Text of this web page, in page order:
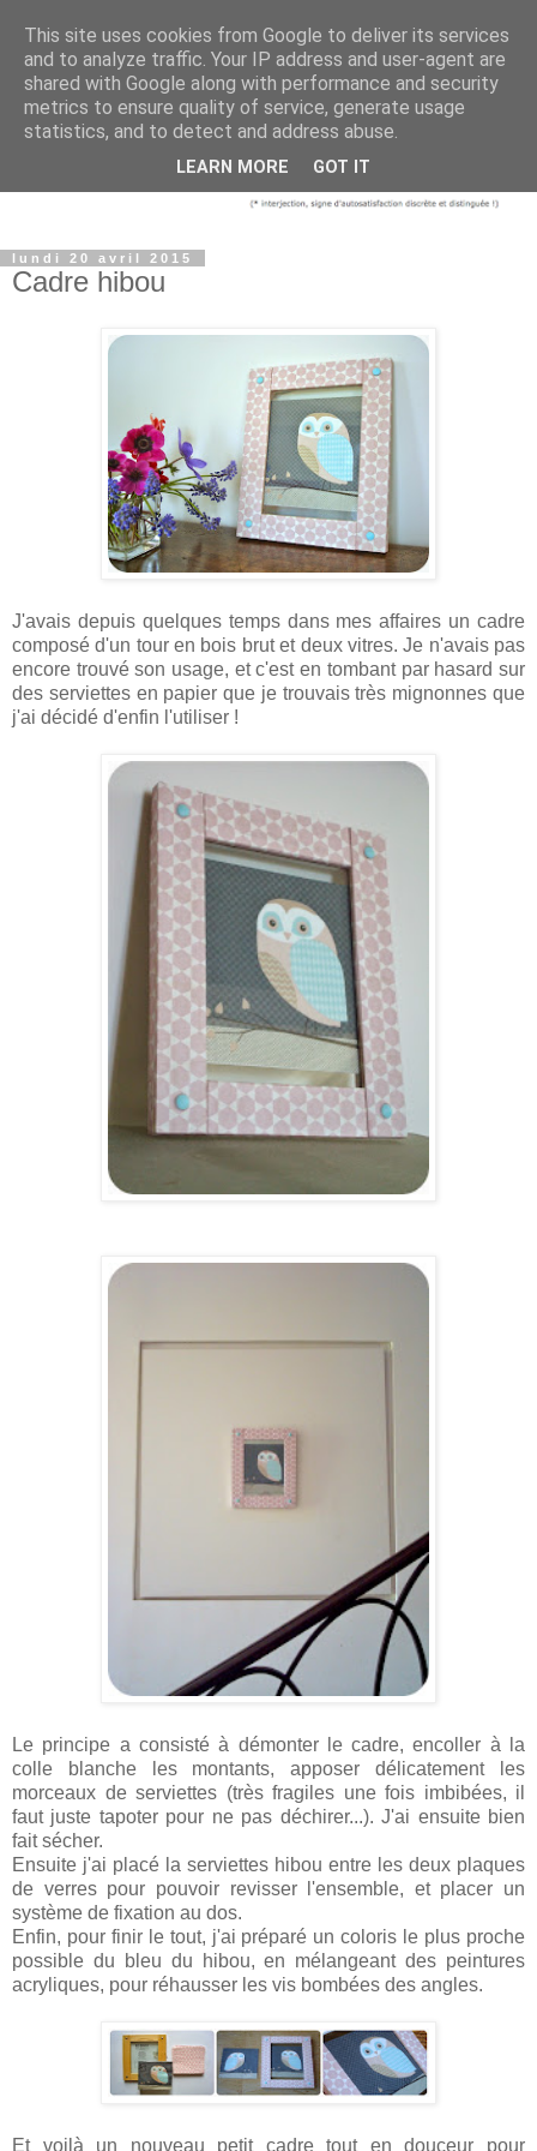
lundi 20 avril 2015
Cadre hibou
J'avais depuis quelques temps dans mes affaires un cadre
composé d'un tour en bois brut et deux vitres. Je n'avais pas
encore trouvé son usage, et c'est en tombant par hasard sur
des serviettes en papier que je trouvais très mignonnes que
j'ai décidé d'enfin l'utiliser !
Le principe a consisté à démonter le cadre, encoller à la
colle blanche les montants, apposer délicatement les
morceaux de serviettes (très fragiles une fois imbibées, il
faut juste tapoter pour ne pas déchirer...). J'ai ensuite bien
fait sécher.
Ensuite j'ai placé la serviettes hibou entre les deux plaques
de verres pour pouvoir revisser l'ensemble, et placer un
système de fixation au dos.
Enfin, pour finir le tout, j'ai préparé un coloris le plus proche
possible du bleu du hibou, en mélangeant des peintures
acryliques, pour réhausser les vis bombées des angles.
Et voilà un nouveau petit cadre tout en douceur pour
This site uses cookies from Google to deliver its services
and to analyze traffic. Your IP address and user-agent are
shared with Google along with performance and security
metrics to ensure quality of service, generate usage
statistics, and to detect and address abuse.
LEARN MORE GOT IT